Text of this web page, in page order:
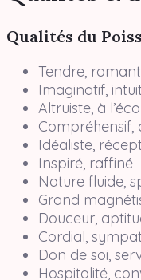
Qualités du
Tendre,
Imaginatif,
Altruiste, à
Compréhensif,
Idéaliste,
Inspiré, raffiné
Nature fluide,
Grand
Douceur,
Cordial,
Don de soi,
Hospitalité,